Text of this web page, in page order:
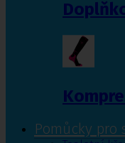
Pomůcky pro